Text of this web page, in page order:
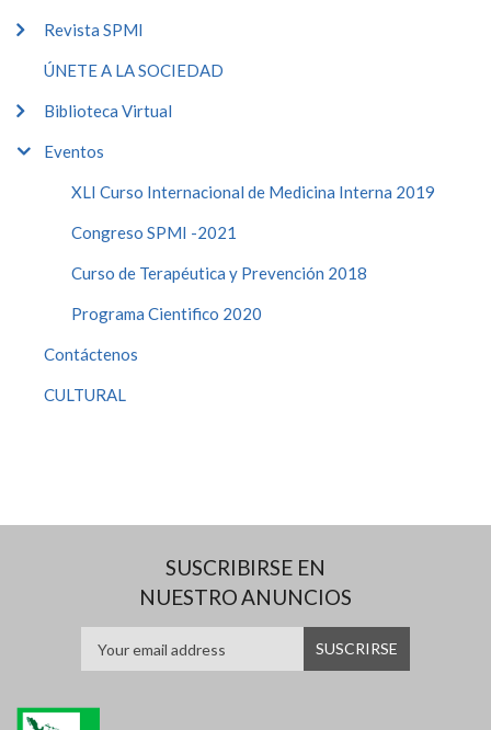
Revista SPMI
ÚNETE A LA SOCIEDAD
Biblioteca Virtual
Eventos
XLI Curso Internacional de Medicina Interna 2019
Congreso SPMI -2021
Curso de Terapéutica y Prevención 2018
Programa Cientifico 2020
Contáctenos
CULTURAL
SUSCRIBIRSE EN
NUESTRO ANUNCIOS